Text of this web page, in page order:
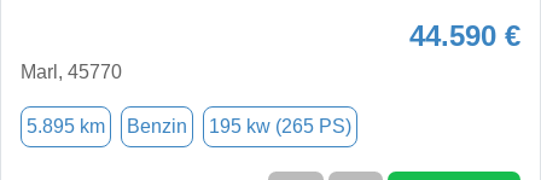
44.590 €
Marl, 45770
5.895 km Benzin 195 kw (265 PS)